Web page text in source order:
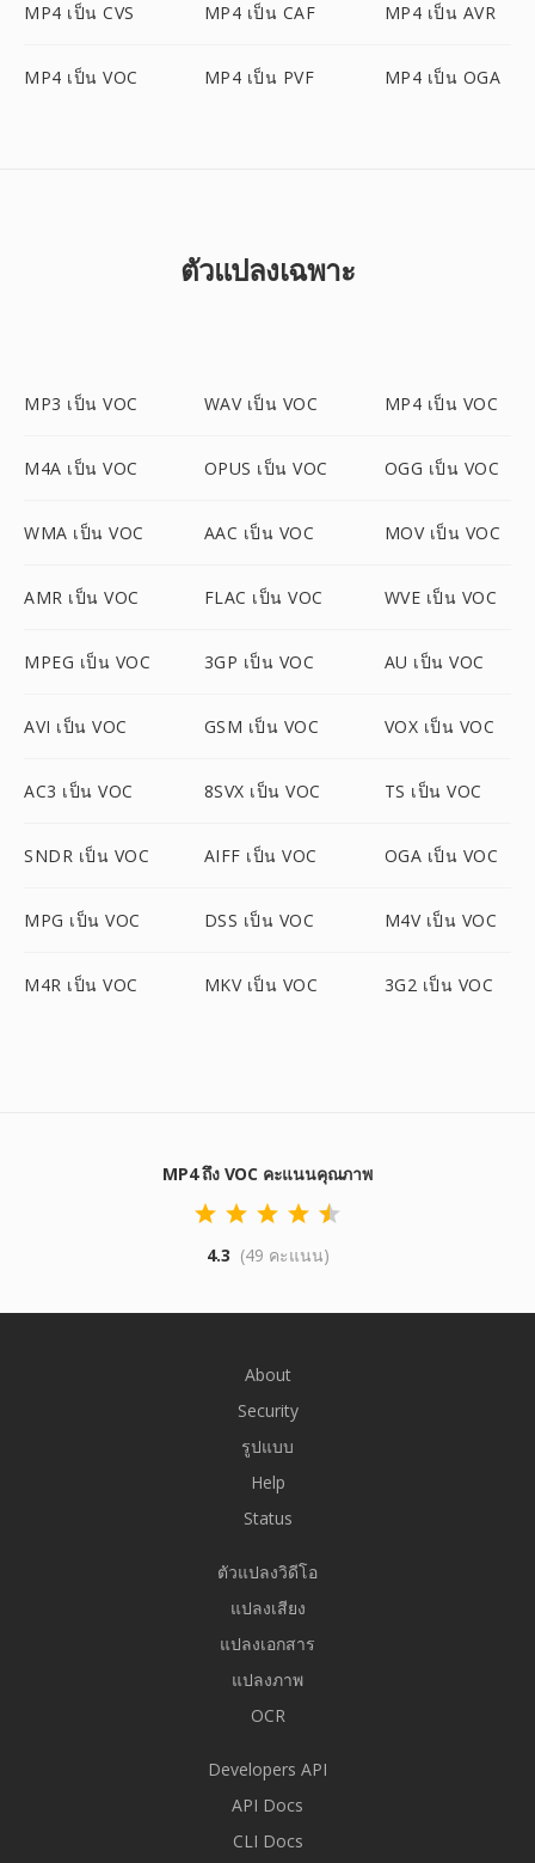
MP4 เป็น CVS MP4 เป็น CAF MP4 เป็น AVR
MP4 เป็น VOC MP4 เป็น PVF MP4 เป็น OGA
ตัวแปลงเฉพาะ
MP3 เป็น VOC WAV เป็น VOC MP4 เป็น VOC
M4A เป็น VOC OPUS เป็น VOC OGG เป็น VOC
WMA เป็น VOC AAC เป็น VOC MOV เป็น VOC
AMR เป็น VOC FLAC เป็น VOC WVE เป็น VOC
MPEG เป็น VOC 3GP เป็น VOC AU เป็น VOC
AVI เป็น VOC GSM เป็น VOC VOX เป็น VOC
AC3 เป็น VOC 8SVX เป็น VOC TS เป็น VOC
SNDR เป็น VOC AIFF เป็น VOC OGA เป็น VOC
MPG เป็น VOC DSS เป็น VOC M4V เป็น VOC
M4R เป็น VOC MKV เป็น VOC 3G2 เป็น VOC
MP4 ถึง VOC คะแนนคุณภาพ
4.3 (49 คะแนน)
About
Security
รูปแบบ
Help
Status
ตัวแปลงวิดีโอ
แปลงเสียง
แปลงเอกสาร
แปลงภาพ
OCR
Developers API
API Docs
CLI Docs